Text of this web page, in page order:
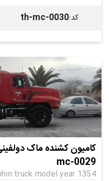
کد:
th-mc-0030
mc-0029
truck model year 1354